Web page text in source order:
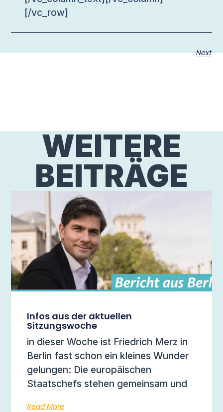
[/vc_row]
Next
WEITERE
BEITRÄGE
Infos aus der aktuellen
Sitzungswoche
in dieser Woche ist Friedrich Merz in
Berlin fast schon ein kleines Wunder
gelungen: Die europäischen
Staatschefs stehen gemeinsam und
Read More